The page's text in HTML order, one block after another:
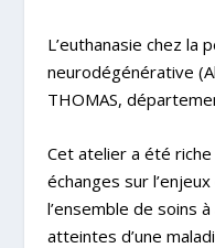
L’euthanasie chez la
neurodégénérative
THOMAS,
Cet atelier a été
échanges sur
l’ensemble de soins
atteintes d’une